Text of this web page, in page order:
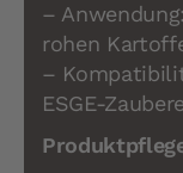
–
rohen
–
ESGE-